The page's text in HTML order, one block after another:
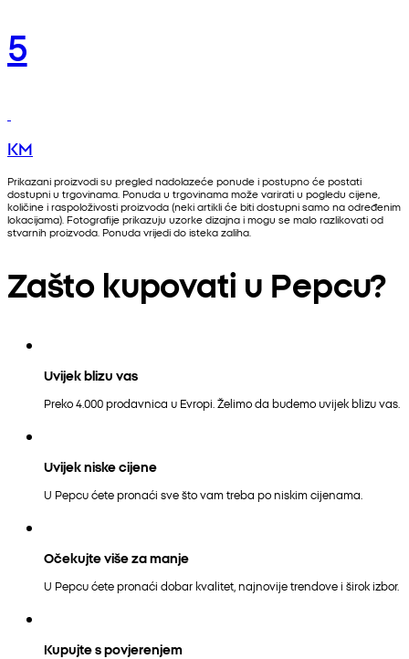
5
KM
Prikazani proizvodi su pregled nadolazeće ponude i postupno će postati
dostupni u trgovinama. Ponuda u trgovinama može varirati u pogledu cijene,
količine i raspoloživosti proizvoda (neki artikli će biti dostupni samo na određenim
lokacijama). Fotografije prikazuju uzorke dizajna i mogu se malo razlikovati od
stvarnih proizvoda. Ponuda vrijedi do isteka zaliha.
Zašto kupovati u Pepcu?
Uvijek blizu vas
Preko 4.000 prodavnica u Evropi. Želimo da budemo uvijek blizu vas.
Uvijek niske cijene
U Pepcu ćete pronaći sve što vam treba po niskim cijenama.
Očekujte više za manje
U Pepcu ćete pronaći dobar kvalitet, najnovije trendove i širok izbor.
Kupujte s povjerenjem